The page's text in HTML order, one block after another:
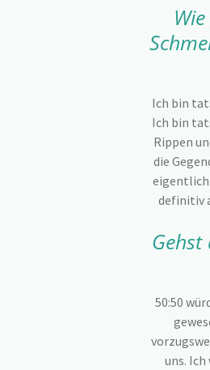
Ich bin
Ich bin
Rippen
die
eigentlich
definitiv
50:50
uns.